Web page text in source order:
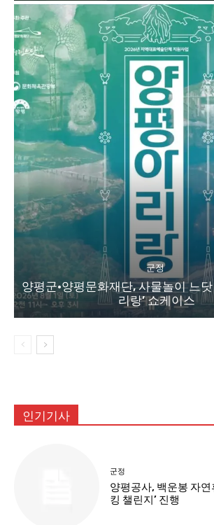
군정
양평군·양평문화재단, 사물놀이 느
리랑’ 쇼케이스
인기기사
군정
양평공사, 백운봉 자연
킹 챌린지’ 진행